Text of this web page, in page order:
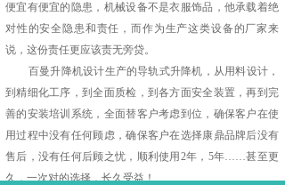
便宜有便宜的隐患，机械设备不是衣服饰品，他承载着绝
对性的安全隐患和责任，而作为生产这类设备的厂家来
说，这份责任更应该责无旁贷。
百曼升降机设计生产的导轨式升降机，从用料设计，
到精细化工序，到全面质检，到各方面安全装置，再到完
善的安装培训系统，全面替客户考虑到位，确保客户在使
用过程中没有任何顾虑，确保客户在选择康鼎品牌后没有
售后，没有任何后顾之忧，顺利使用2年，5年……甚至更
久，一次对的选择，长久受益！